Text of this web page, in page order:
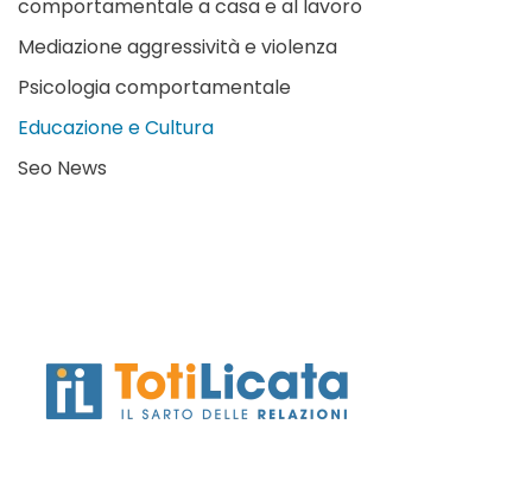
comportamentale a casa e al lavoro
Mediazione aggressività e violenza
Psicologia comportamentale
Educazione e Cultura
Seo News